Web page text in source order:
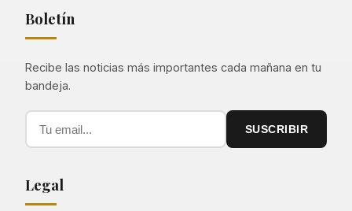
Boletín
Recibe las noticias más importantes cada mañana en tu
bandeja.
SUSCRIBIR
Legal